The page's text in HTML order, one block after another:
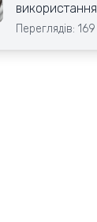
використання
Переглядів: 169